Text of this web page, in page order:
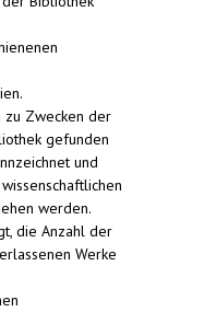
zu Zwecken der
gefunden
und
werden.
die Anzahl der
Werke